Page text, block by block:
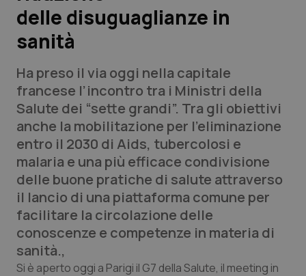
Studi e Analisi
Lettere al direttore
Edizioni Regionali
QS Pro
Professionisti Sanitari.AI
Abruzzo
Basilicata
Calabria
QS Pro Gold
Artrite & artrosi
Asma & BPCO
QS Club Newsletter
delle disuguaglianze in
sanità
Ha preso il via oggi nella capitale
francese l’incontro tra i Ministri della
Salute dei “sette grandi”. Tra gli obiettivi
anche la mobilitazione per l’eliminazione
entro il 2030 di Aids, tubercolosi e
malaria e una più efficace condivisione
delle buone pratiche di salute attraverso
il lancio di una piattaforma comune per
facilitare la circolazione delle
conoscenze e competenze in materia di
sanità.,
Si è aperto oggi a Parigi il G7 della Salute, il meeting in